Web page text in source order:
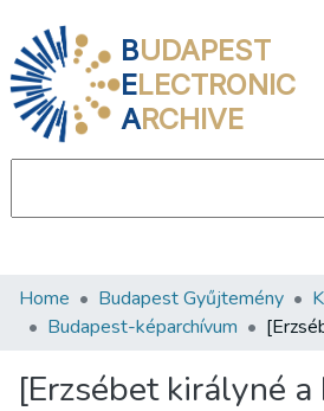
BUDAPEST
ELECTRONIC
ARCHIVE
Communities & Collections
Statistics
Home Budapest Gyűjtemény
Budapest-képarchívum
[Erzsébet királyné a